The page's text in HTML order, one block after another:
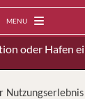
MENU